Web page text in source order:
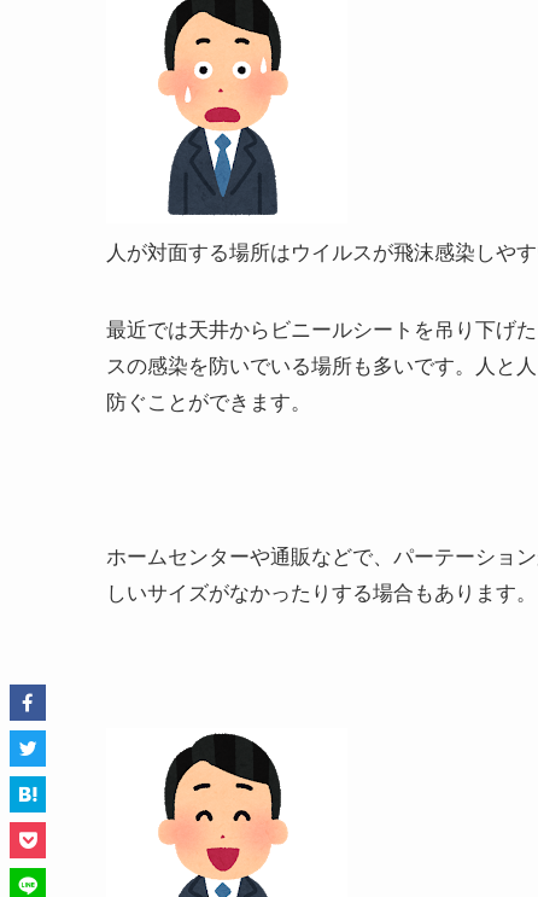
人が対面する場所はウイルスが飛沫感染しやす
最近では天井からビニールシートを吊り下げ
スの感染を防いでいる場所も多いです。人と
防ぐことができます。
ホームセンターや通販などで、パーテーショ
しいサイズがなかったりする場合もあります。